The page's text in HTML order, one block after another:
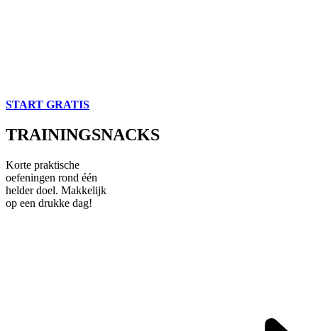
START GRATIS
TRAININGSNACKS
Korte praktische
oefeningen rond één
helder doel. Makkelijk
op een drukke dag!